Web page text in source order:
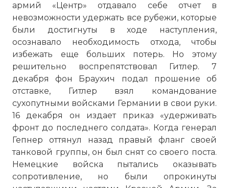
армий «Центр» отдавало себе отчет в
невозможности удержать все рубежи, которые
были достигнуты в ходе наступления,
осознавало необходимость отхода, чтобы
избежать еще больших потерь. Но этому
решительно воспрепятствовал Гитлер. 7
декабря фон Браухич подал прошение об
отставке, Гитлер взял командование
сухопутными войсками Германии в свои руки.
16 декабря он издает приказ «удерживать
фронт до последнего солдата». Когда генерал
Гепнер оттянул назад правый фланг своей
танковой группы, он был снят со своего поста.
Немецкие войска пытались оказывать
сопротивление, но были опрокинуты